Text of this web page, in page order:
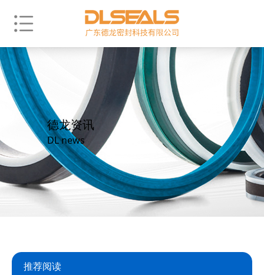
德龙资讯
DL news
推荐阅读